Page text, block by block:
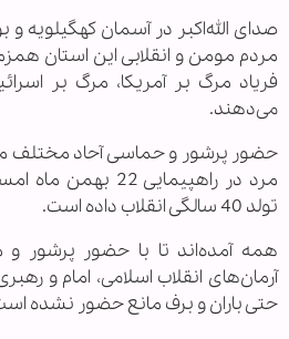
‌صدای الله‌اکبر در آسمان کهگیلویه و
مردم مومن و انقلابی این استان
فریاد مرگ بر آمریکا، مرگ بر
می‌دهند.
حضور پرشور و حماسی آحاد مختلف
مرد در راهپیمایی
تولد 40 سالگی انقلاب داده است.
همه آمده‌اند تا با حضور پرشور و
آرمان‌های انقلاب اسلامی، امام و
حتی باران و برف مانع حضور نشده